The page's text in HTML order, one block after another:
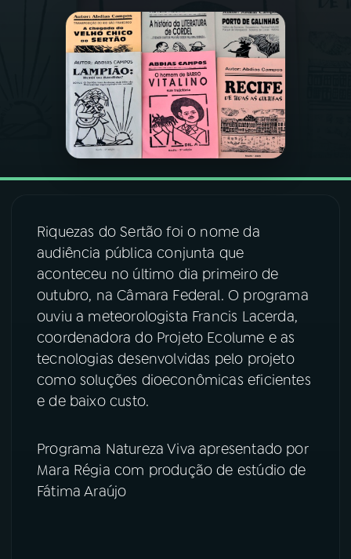
PROGRAMAÇÃO
PROGRAMAS
PODCASTS
07 ÚLTIMAS
FESTIVAL DE MÚSICA
ACOMPANHE A RÁDIO NACIONAL
TikTok
Riquezas do Sertão foi o nome da
audiência pública conjunta que
aconteceu no último dia primeiro de
outubro, na Câmara Federal. O programa
ouviu a meteorologista Francis Lacerda,
coordenadora do Projeto Ecolume e as
tecnologias desenvolvidas pelo projeto
como soluções dioeconômicas eficientes
e de baixo custo.
Programa Natureza Viva apresentado por
Mara Régia com produção de estúdio de
Fátima Araújo